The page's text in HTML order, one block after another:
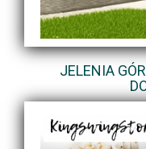
JELENIA